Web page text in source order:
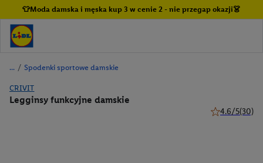
👕Moda damska i męska kup 3 w cenie 2 - nie przegap okazji👗
/ Spodenki sportowe damskie
CRIVIT
Legginsy funkcyjne damskie
4.6/5(30)